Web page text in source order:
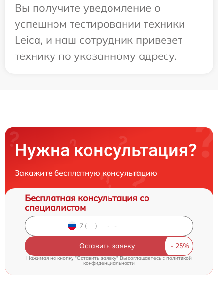
Вы получите уведомление о
успешном тестировании техники
Leica, и наш сотрудник привезет
технику по указанному адресу.
Нужна консультация?
Закажите бесплатную консультацию
Бесплатная консультация со
специалистом
Оставить заявку
Нажимая на кнопку "Оставить заявку" Вы соглашаетесь cполитикой
конфиденциальности